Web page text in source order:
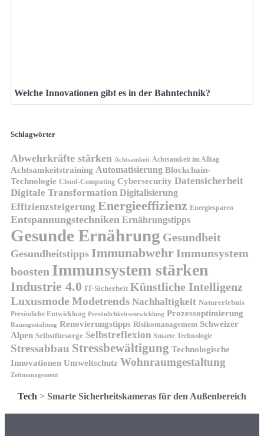
Welche Innovationen gibt es in der Bahntechnik?
Schlagwörter
Abwehrkräfte stärken Achtsamkeit Achtsamkeit im Alltag
Achtsamkeitstraining Automatisierung Blockchain-
Technologie Cloud-Computing Cybersecurity Datensicherheit
Digitale Transformation Digitalisierung
Effizienzsteigerung Energieeffizienz Energiesparen
Entspannungstechniken Ernährungstipps
Gesunde Ernährung Gesundheit
Gesundheitstipps Immunabwehr Immunsystem
boosten Immunsystem stärken
Industrie 4.0 IT-Sicherheit Künstliche Intelligenz
LuxusmodeModetrends Nachhaltigkeit Naturerlebnis
Persönliche Entwicklung Persönlichkeitsentwicklung Prozessoptimierung
Raumgestaltung Renovierungstipps Risikomanagement Schweizer
Alpen Selbstfürsorge Selbstreflexion Smarte Technologie
Stressabbau Stressbewältigung Technologische
Innovationen Umweltschutz Wohnraumgestaltung
Zeitmanagement
Tech > Smarte Sicherheitskameras für den Außenbereich